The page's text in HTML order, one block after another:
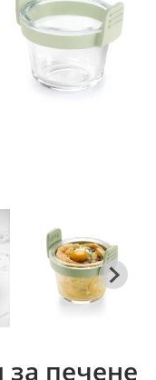
печене